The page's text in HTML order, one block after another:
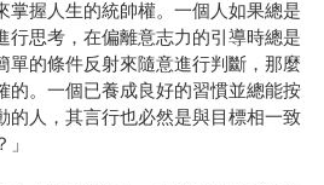
掌握人生的統帥權。一個人如果總是
行思考，在偏離意志力的引導時總是
單的條件反射來隨意進行判斷，那麼
的。一個已養成良好的習慣並總能按
的人，其言行也必然是與目標相一致